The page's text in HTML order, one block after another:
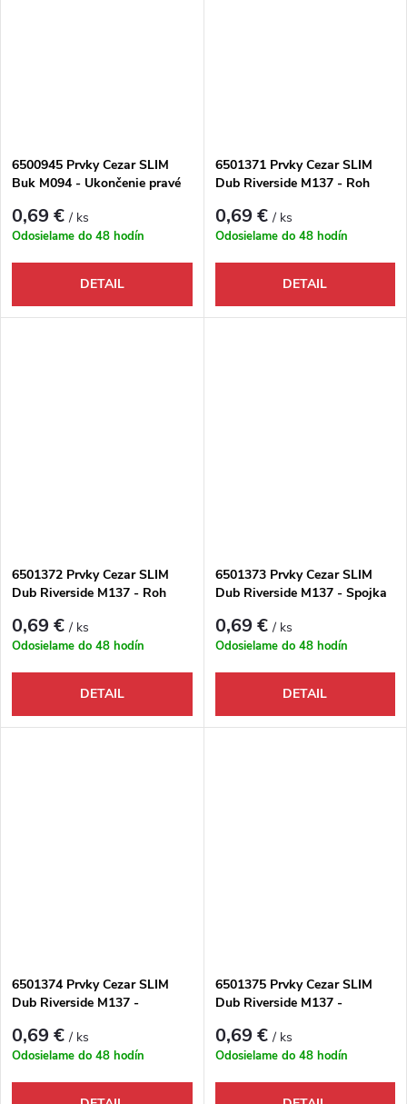
6500945 Prvky Cezar SLIM
Buk M094 - Ukončenie pravé
0,69 €/ ks
Odosielame do 48 hodín
DETAIL
6501371 Prvky Cezar SLIM
Dub Riverside M137 - Roh
0,69 €/ ks
Odosielame do 48 hodín
DETAIL
6501372 Prvky Cezar SLIM
Dub Riverside M137 - Roh
0,69 €/ ks
Odosielame do 48 hodín
DETAIL
6501373 Prvky Cezar SLIM
Dub Riverside M137 - Spojka
0,69 €/ ks
Odosielame do 48 hodín
DETAIL
6501374 Prvky Cezar SLIM
Dub Riverside M137 -
0,69 €/ ks
Odosielame do 48 hodín
6501375 Prvky Cezar SLIM
Dub Riverside M137 -
0,69 €/ ks
Odosielame do 48 hodín